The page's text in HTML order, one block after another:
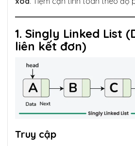
1. Singly Linked List
liên kết đơn)
Truy cập